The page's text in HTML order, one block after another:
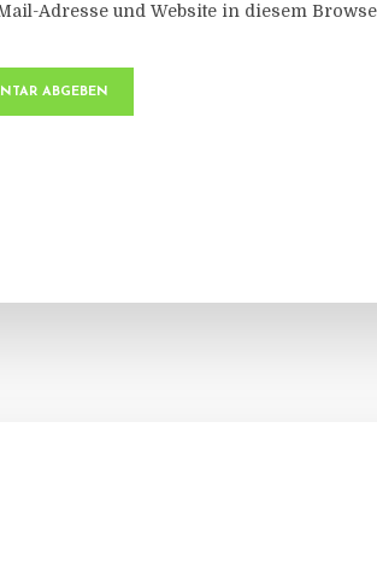
Adresse und Website in diesem